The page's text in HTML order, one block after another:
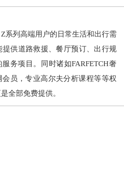
系列高端用户的日常生活和出行需
提供道路救援、餐厅预订、出行规
务项目。同时诸如FARFETCH奢
员，专业高尔夫分析课程等等权
全部免费提供。